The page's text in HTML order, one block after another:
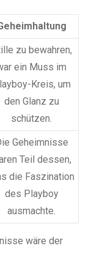
zu bewahren,
ein Muss im
Kreis, um
den Glanz zu
schützen.
Geheimnisse
Teil dessen,
die Faszination
des Playboy
ausmachte.
wäre der